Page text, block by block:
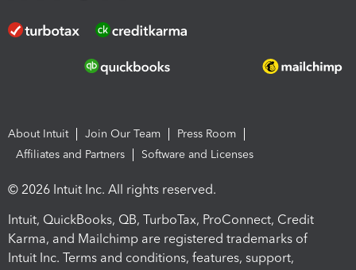
About Intuit Join Our Team
Press Room
Affiliates and Partners
Software and Licenses
© 2026 Intuit Inc. All rights reserved.
Intuit, QuickBooks, QB, TurboTax, ProConnect, Credit
Karma, and Mailchimp are registered trademarks of
Intuit Inc. Terms and conditions, features, support,